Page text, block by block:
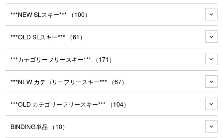
***NEW SLスキー*** （100）
***OLD SLスキー*** （61）
***カテゴリーフリースキー*** （171）
***NEW カテゴリーフリースキー*** （67）
***OLD カテゴリーフリースキー*** （104）
BINDING単品 （10）